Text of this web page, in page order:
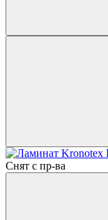
Снят с пр-ва